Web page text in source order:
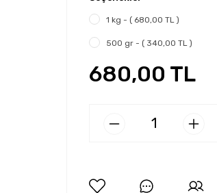
1 kg - ( 680,00 TL )
500 gr - ( 340,00 TL )
680,00 TL